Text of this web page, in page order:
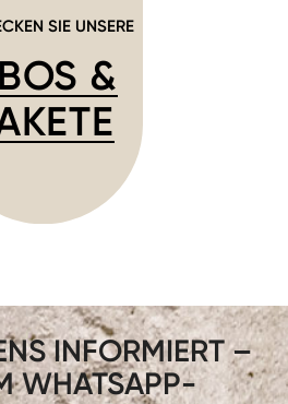
SIE UNSERE
&
INFORMIERT –
WHATSAPP-